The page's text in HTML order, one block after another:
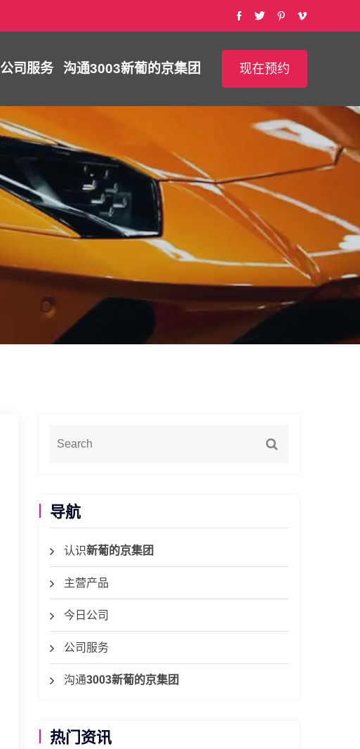
公司服务 沟通3003新葡的京集团 现在预约
导航
认识新葡的京集团
主营产品
今日公司
公司服务
沟通3003新葡的京集团
热门资讯